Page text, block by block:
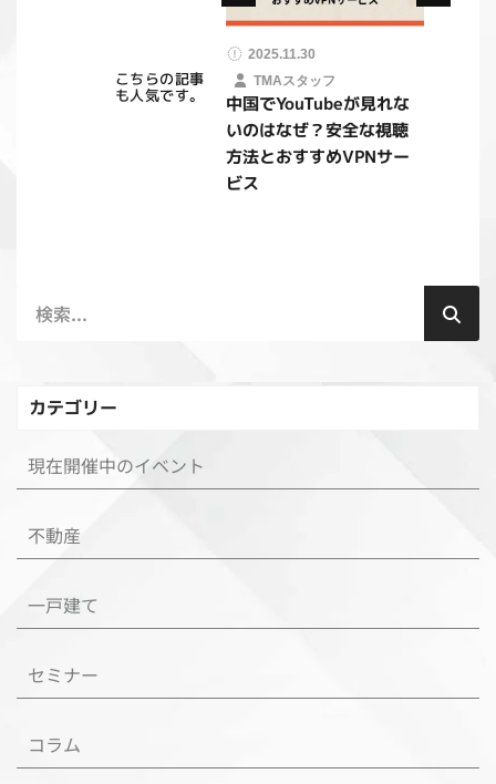
こちらの記事
も人気です。
TMAスタッフ
中国でYouTubeが見れな
2025.11.30
TMAスタッフ
WeChat（微信）マーケ
ティング完全ガイド｜機
能や戦略・成功事例まで
徹底解説
カテゴリー
現在開催中のイベント
不動産
一戸建て
セミナー
コラム